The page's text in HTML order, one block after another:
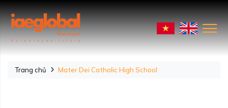
Trang chủ Mater Dei Catholic High School